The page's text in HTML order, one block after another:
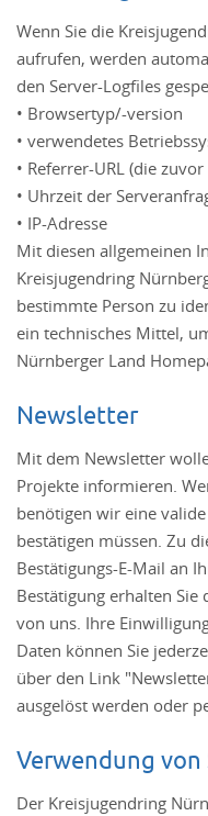
Wenn Sie die
aufrufen, werden
den Server-Logfiles
• Browsertyp/-version
• verwendetes
• Referrer-URL (die
• Uhrzeit der
• IP-Adresse
Mit diesen allgemeinen
Kreisjugendring
bestimmte Person zu
ein technisches Mittel,
Nürnberger Land
Newsletter
Mit dem Newsletter
Projekte informieren.
benötigen wir eine
bestätigen müssen. Zu
Bestätigungs-E-Mail an
Bestätigung erhalten
von uns. Ihre
Daten können Sie
über den Link
ausgelöst werden oder
Verwendung von
Der Kreisjugendring